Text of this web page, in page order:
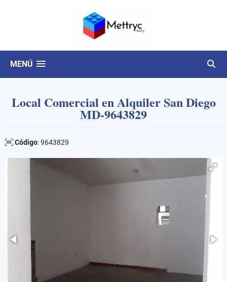
MENÚ
Local Comercial en Alquiler San Diego
MD-9643829
Código: 9643829